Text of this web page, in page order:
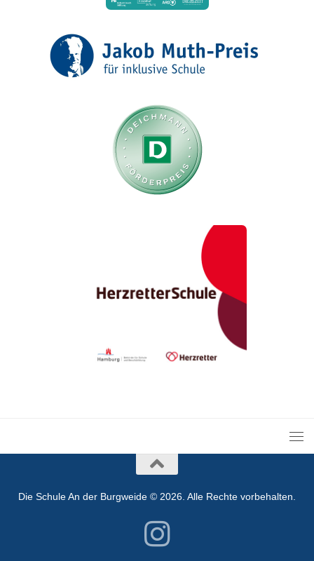
Die Schule An der Burgweide © 2026. Alle Rechte vorbehalten.